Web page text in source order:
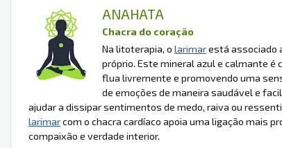
ANAHATA
Chacra do coração
Na litoterapia, o larimarestá associado
próprio. Este mineral azul e calmante é
flua livremente e promovendo uma
de emoções de maneira saudável e
ajudar a dissipar sentimentos de medo, raiva ou
larimarcom o chacra cardíaco apoia uma ligação mais
compaixão e verdade interior.